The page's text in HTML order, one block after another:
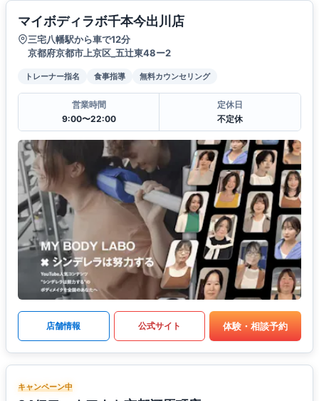
マイボディラボ千本今出川店
三宅八幡駅から車で12分
京都府京都市上京区_五辻東48ー2
トレーナー指名 食事指導 無料カウンセリング
営業時間
9:00〜22:00
定休日
不定休
店舗情報 公式サイト 体験・相談予約
キャンペーン中